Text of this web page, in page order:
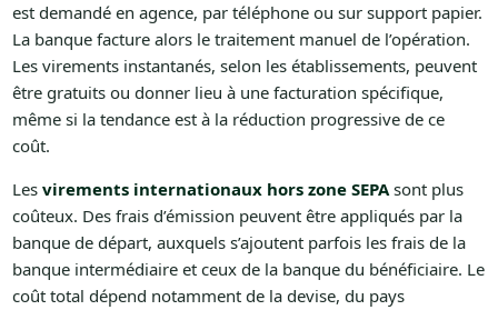
est demandé en agence, par téléphone ou sur support papier.
La banque facture alors le traitement manuel de l’opération.
Les virements instantanés, selon les établissements, peuvent
être gratuits ou donner lieu à une facturation spécifique,
même si la tendance est à la réduction progressive de ce
coût.
Les virements internationaux hors zone SEPAsont plus
coûteux. Des frais d’émission peuvent être appliqués par la
banque de départ, auxquels s’ajoutent parfois les frais de la
banque intermédiaire et ceux de la banque du bénéficiaire. Le
coût total dépend notamment de la devise, du pays